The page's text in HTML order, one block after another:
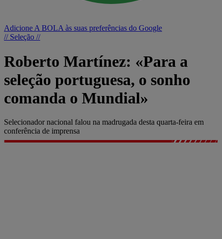
Adicione A BOLA às suas preferências do Google
// Seleção //
Roberto Martínez: «Para a
seleção portuguesa, o sonho
comanda o Mundial»
Selecionador nacional falou na madrugada desta quarta-feira em
conferência de imprensa